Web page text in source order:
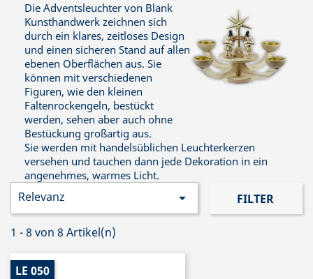
Die Adventsleuchter von Blank
Kunsthandwerk zeichnen sich
durch ein klares, zeitloses Design
und einen sicheren Stand auf allen
ebenen Oberflächen aus. Sie
können mit verschiedenen
Figuren, wie den kleinen
Faltenrockengeln, bestückt
werden, sehen aber auch ohne
Bestückung großartig aus.
Sie werden mit handelsüblichen Leuchterkerzen
versehen und tauchen dann jede Dekoration in ein
angenehmes, warmes Licht.
Relevanz  FILTER
1 - 8 von 8 Artikel(n)
LE 050